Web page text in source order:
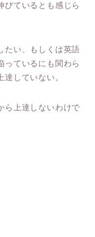
びているとも感じら
たい、もしくは英語
っているにも関わら
していない。
ら上達しないわけで